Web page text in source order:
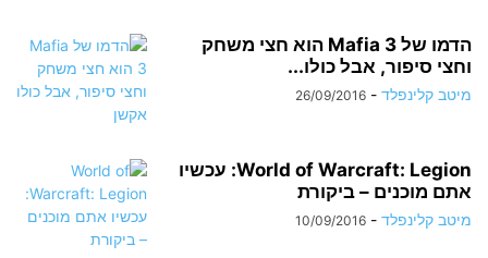
הדמו של Mafia 3 הוא חצי משחק
וחצי סיפור, אבל כולו...
מיטב קלינפלד -
26/09/2016
World of Warcraft: Legion: עכשיו
אתם מוכנים – ביקורת
מיטב קלינפלד -
10/09/2016